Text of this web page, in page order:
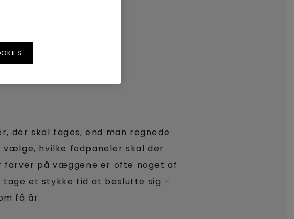
der skal tages, end man regnede
vælge, hvilke fodpaneler skal der
farver på væggene er ofte noget af
tage et stykke tid at beslutte sig –
få år.